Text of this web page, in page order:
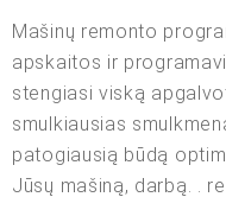
Mašinų remonto
apskaitos ir
stengiasi viską
smulkiausias
patogiausią būdą
Jūsų mašiną, darbą. .